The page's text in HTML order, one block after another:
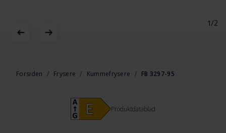
1/2
starten
Forsiden Frysere Kummefrysere FB 3297-95
Produktdatablad